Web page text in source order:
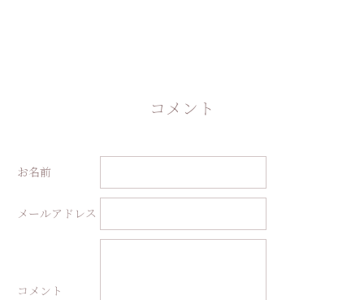
コメント
お名前
メールアドレス
コメント